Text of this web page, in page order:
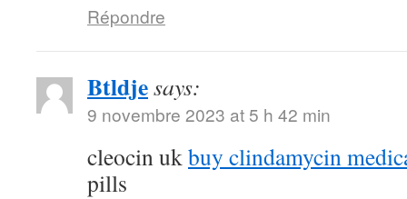
Répondre
Btldjesays:
9 novembre 2023 at 5 h 42 min
cleocin ukbuy clindamycin
pills